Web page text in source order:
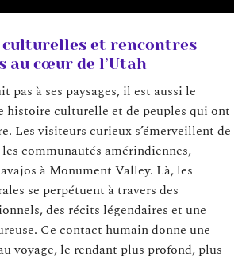
culturelles et rencontres
au cœur de l’Utah
pas à ses paysages, il est aussi le
histoire culturelle et de peuples qui ont
Les visiteurs curieux s’émerveillent de
communautés amérindiennes,
à Monument Valley. Là, les
se perpétuent à travers des
des récits légendaires et une
Ce contact humain donne une
voyage, le rendant plus profond, plus